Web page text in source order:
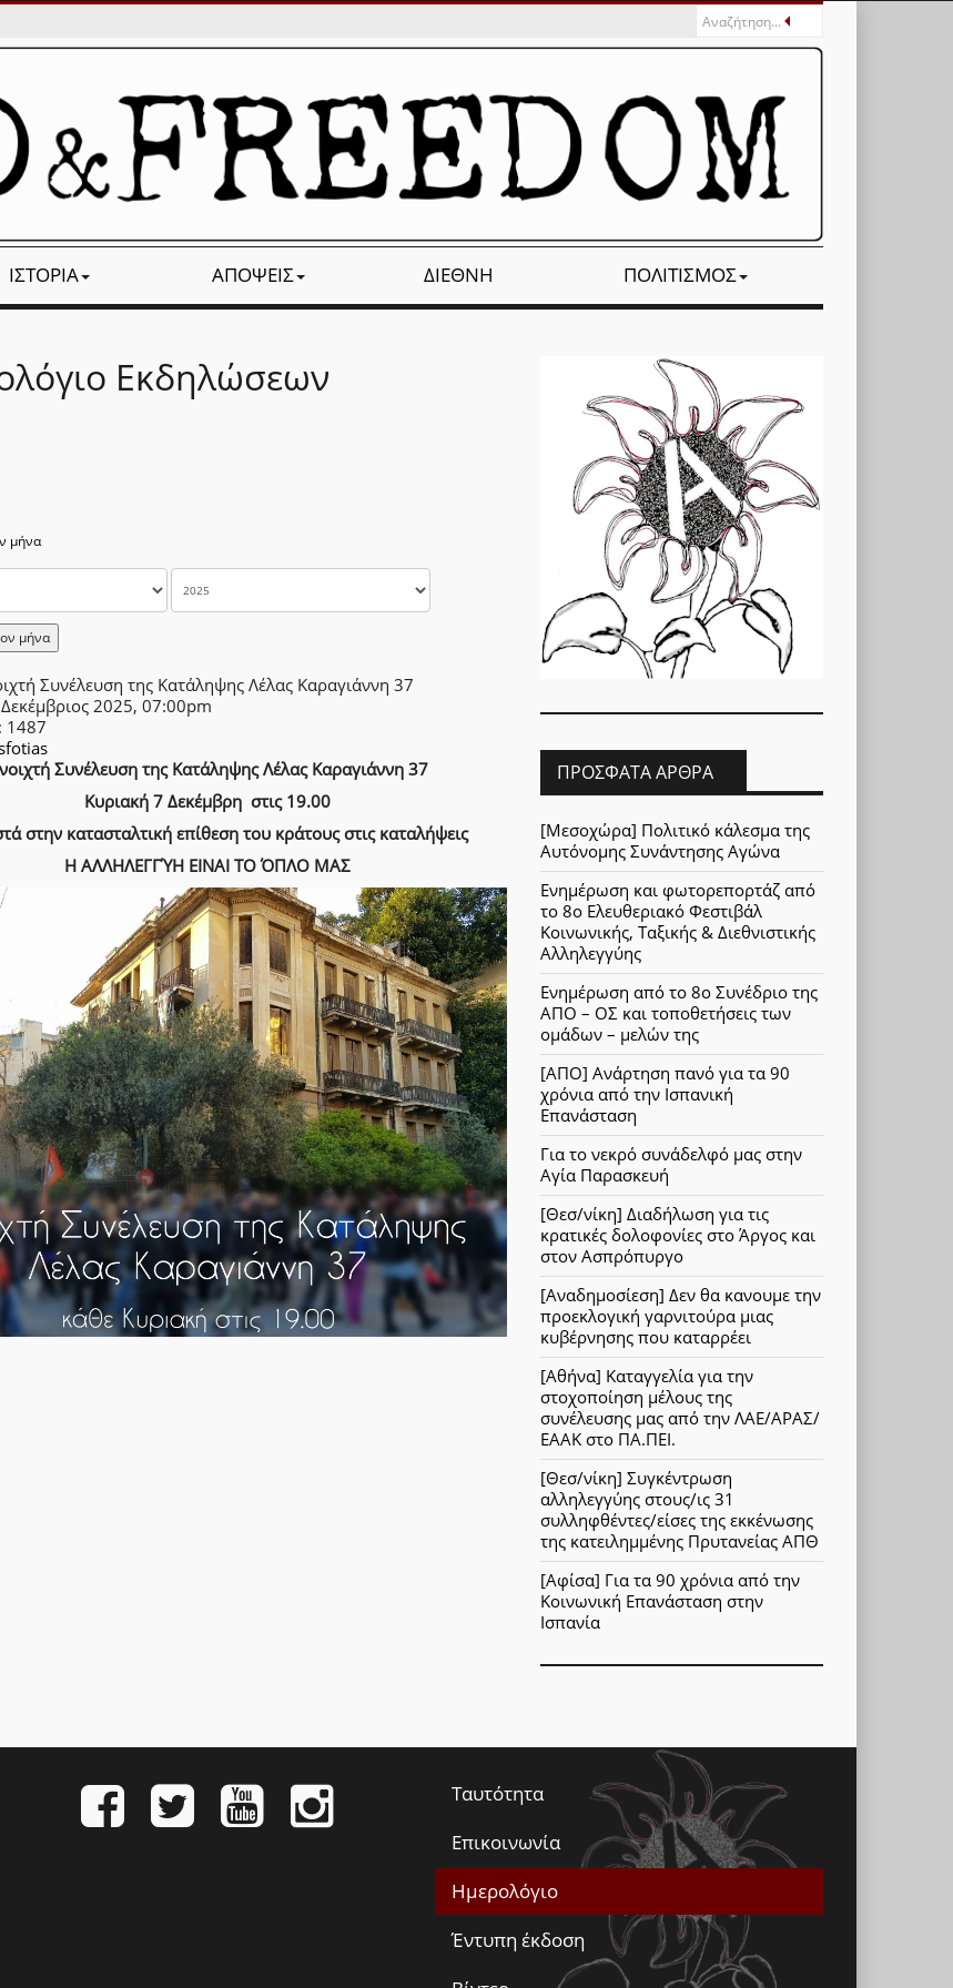
ΙΣΤΟΡΊΑ ΑΠΌΨΕΙΣ ΔΙΕΘΝΉ ΠΟΛΙΤΙΣΜΌΣ
Εκδηλώσεων
μήνα
μήνα
Συνέλευση της Κατάληψης Λέλας Καραγιάννη 37
2025, 07:00pm
: 1487
Συνέλευση της Κατάληψης Λέλας Καραγιάννη 37
Κυριακή 7 Δεκέμβρη στις 19.00
στην κατασταλτική επίθεση του κράτους στις καταλήψεις
Η ΑΛΛΗΛΕΓΓΎΗ ΕΙΝΑΙ ΤΟ ΌΠΛΟ ΜΑΣ
ΠΡΌΣΦΑΤΑ ΆΡΘΡΑ
[Μεσοχώρα] Πολιτικό κάλεσμα της
Αυτόνομης Συνάντησης Αγώνα
Ενημέρωση και φωτορεπορτάζ από
το 8ο Ελευθεριακό Φεστιβάλ
Κοινωνικής, Ταξικής & Διεθνιστικής
Αλληλεγγύης
Ενημέρωση από το 8ο Συνέδριο της
ΑΠΟ – ΟΣ και τοποθετήσεις των
ομάδων – μελών της
[ΑΠΟ] Ανάρτηση πανό για τα 90
χρόνια από την Ισπανική
Επανάσταση
Για το νεκρό συνάδελφό μας στην
Αγία Παρασκευή
[Θεσ/νίκη] Διαδήλωση για τις
κρατικές δολοφονίες στο Άργος και
στον Ασπρόπυργο
[Αναδημοσίεση] Δεν θα κανουμε την
προεκλογική γαρνιτούρα μιας
κυβέρνησης που καταρρέει
[Αθήνα] Καταγγελία για την
στοχοποίηση μέλους της
συνέλευσης μας από την ΛΑΕ/ΑΡΑΣ/
ΕΑΑΚ στο ΠΑ.ΠΕΙ.
[Θεσ/νίκη] Συγκέντρωση
αλληλεγγύης στους/ις 31
συλληφθέντες/είσες της εκκένωσης
της κατειλημμένης Πρυτανείας ΑΠΘ
[Αφίσα] Για τα 90 χρόνια από την
Κοινωνική Επανάσταση στην
Ισπανία
Ταυτότητα
Επικοινωνία
Ημερολόγιο
Έντυπη έκδοση